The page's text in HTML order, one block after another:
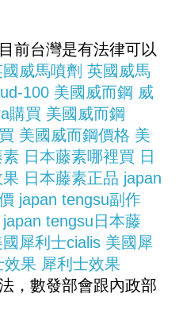
前台灣是有法律可以
威馬噴劑 英國威馬
100 美國威而鋼 威
購買 美國威而鋼
美國威而鋼價格 美
素 日本藤素哪裡買 日
日本藤素正品 japan
japan tengsu副作
japan tengsu日本藤
國犀利士cialis 美國犀
效果 犀利士效果
，數發部會跟內政部